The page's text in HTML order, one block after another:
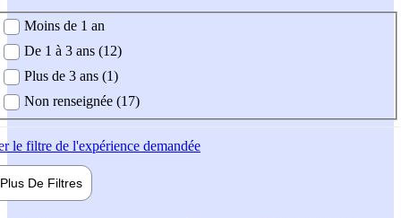
demandée
Moins de 1 an
De 1 à 3 ans (12)
Plus de 3 ans (1)
Non renseignée (17)
le filtre de l'expérience demandée
Plus De Filtres